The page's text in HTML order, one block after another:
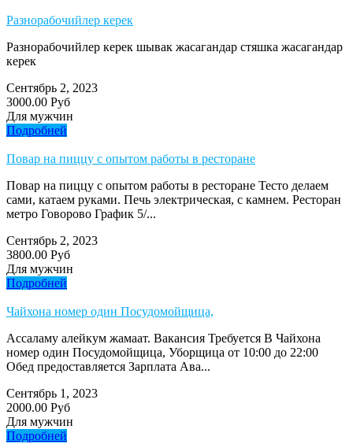
Разнорабочийлер керек
Разнорабочийлер керек шывак жасагандар стяшка жасагандар
керек
Сентябрь 2, 2023
3000.00 Руб
Для мужчин
Подробней
Повар на пиццу с опытом работы в ресторане
Повар на пиццу с опытом работы в ресторане Тесто делаем
сами, катаем руками. Печь электрическая, с камнем. Ресторан
метро Говорово График 5/...
Сентябрь 2, 2023
3800.00 Руб
Для мужчин
Подробней
Чайхона номер один Посудомойщица,
Ассаламу алейкум жамаат. Вакансия Требуется В Чайхона
номер один Посудомойщица, Уборщица от 10:00 до 22:00
Обед предоставляется Зарплата Ава...
Сентябрь 1, 2023
2000.00 Руб
Для мужчин
Подробней